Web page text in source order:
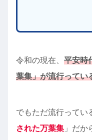
令和の現在、 平安時
葉集」が流行ってい
でもただ流行ってい
された万葉集 」だか